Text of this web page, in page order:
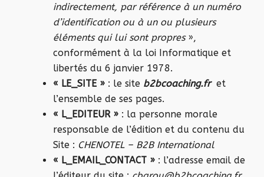
indirectement, par référence à un numéro
d’identification ou à un ou plusieurs
éléments qui lui sont propres»,
conformément à la loi Informatique et
libertés du 6 janvier 1978.
« LE_SITE » : le site b2bcoaching.fr et
l’ensemble de ses pages.
« L_EDITEUR » : la personne morale
responsable de l’édition et du contenu du
Site : CHENOTEL – B2B International
« L_EMAIL_CONTACT » : l’adresse email de